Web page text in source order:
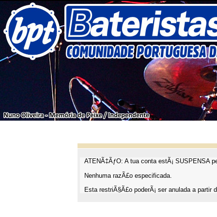
ATENÃ‡ÃƒO: A tua conta estÃ¡ SUSPENSA
Nenhuma razÃ£o especificada.
Esta restriÃ§Ã£o poderÃ¡ ser anulada a partir